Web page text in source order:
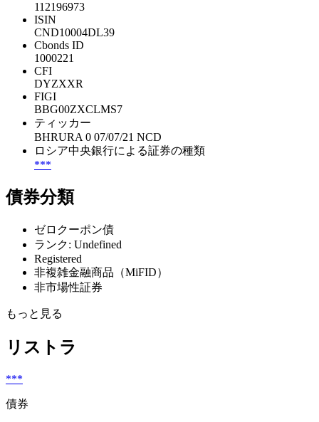
112196973
ISIN
CND10004DL39
Cbonds ID
1000221
CFI
DYZXXR
FIGI
BBG00ZXCLMS7
ティッカー
BHRURA 0 07/07/21 NCD
ロシア中央銀行による証券の種類
***
債券分類
ゼロクーポン債
ランク: Undefined
Registered
非複雑金融商品（MiFID）
非市場性証券
もっと見る
リストラ
***
債券